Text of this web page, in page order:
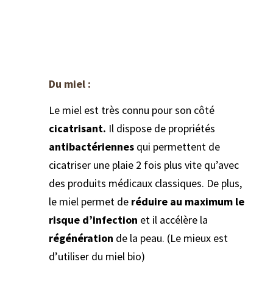
Du miel :
Le miel est très connu pour son côté
cicatrisant. Il dispose de propriétés
antibactériennes qui permettent de
cicatriser une plaie 2 fois plus vite qu’avec
des produits médicaux classiques. De plus,
le miel permet de réduire au maximum le
risque d’infection et il accélère la
régénération de la peau. (Le mieux est
d’utiliser du miel bio)